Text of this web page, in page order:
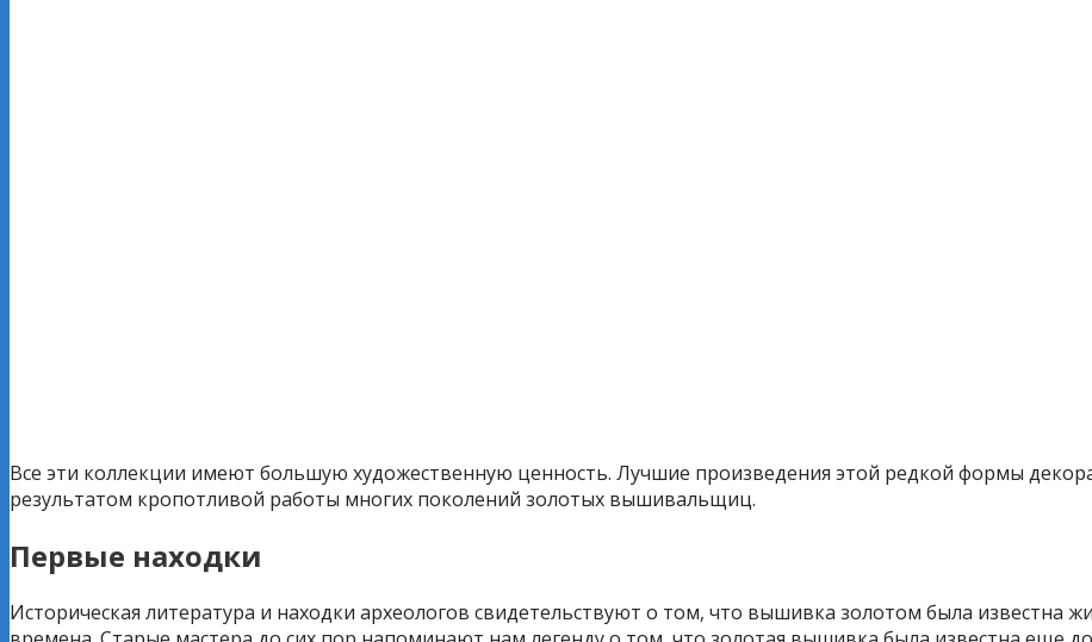
Все эти коллекции имеют большую художественную ценность. Лучшие произведения этой редкой формы
результатом кропотливой работы многих поколений золотых вышивальщиц.
Первые находки
Историческая литература и находки археологов свидетельствуют о том, что вышивка золотом была известна